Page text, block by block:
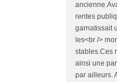
rentes
garnatissait
les<br />
stables.Ces
ainsi une
par ailleurs.